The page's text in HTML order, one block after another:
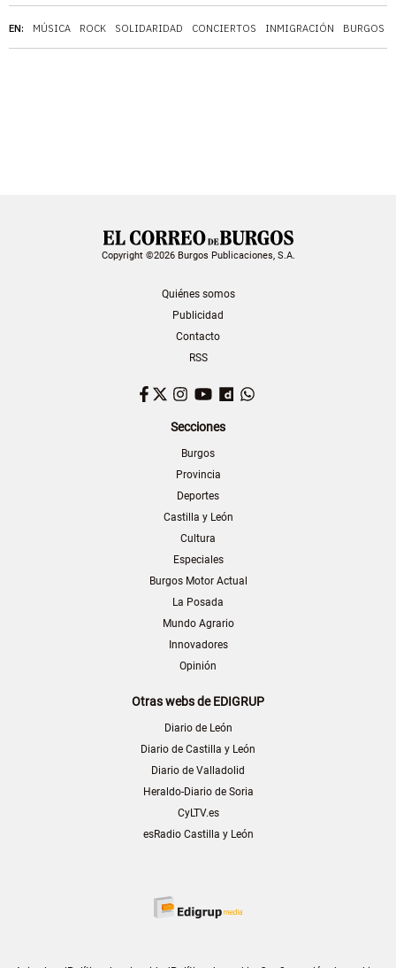
EN: MÚSICA ROCK SOLIDARIDAD CONCIERTOS INMIGRACIÓN BURGOS
Copyright ©2026 Burgos Publicaciones, S.A.
Quiénes somos
Publicidad
Contacto
RSS
Facebook
TwitterInstagram
YouTubeDailymotion
Secciones
Burgos
Provincia
Deportes
Castilla y León
Cultura
Especiales
Burgos Motor Actual
La Posada
Mundo Agrario
Innovadores
Opinión
Otras webs de EDIGRUP
Diario de León
Diario de Castilla y León
Diario de Valladolid
Heraldo-Diario de Soria
CyLTV.es
esRadio Castilla y León